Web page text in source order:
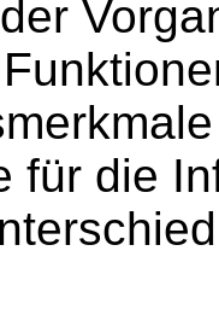
für die